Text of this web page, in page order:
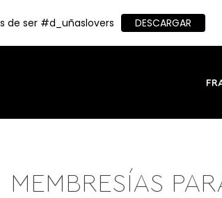
MEMBRESÍAS
de ser #d_uñaslovers DESCARGAR